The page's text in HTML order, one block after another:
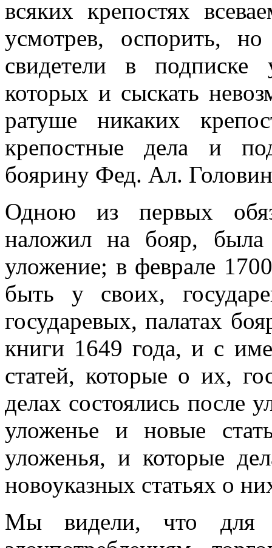
всяких крепостях
усмотрев, оспорить,
свидетели в подписке
которых и сыскать
ратуше никаких
крепостные дела и
боярину Фед. Ал.
Одною из первых
наложил на бояр, была
уложение; в феврале
быть у своих,
государевых, палатах
книги 1649 года, и с
статей, которые о их,
делах состоялись после
уложенье и новые
уложенья, и которые
новоуказных статьях о
Мы видели, что для